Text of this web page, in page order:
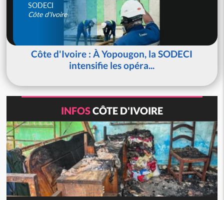
SODECI
Côte d'Ivoire
Côte d'Ivoire : À Yopougon, la SODECI
intensifie les opéra...
INFOSCÔTE D'IVOIRE